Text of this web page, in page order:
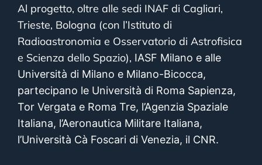
Al progetto, oltre alle sedi INAF di Cagliari,
Trieste, Bologna (con l’Istituto di
Radioastronomia e Osservatorio di Astrofisica
e Scienza dello Spazio), IASF Milano e alle
Università di Milano e Milano-Bicocca,
partecipano le Università di Roma Sapienza,
Tor Vergata e Roma Tre, l’Agenzia Spaziale
Italiana, l’Aeronautica Militare Italiana,
l’Università Cà Foscari di Venezia, il CNR.